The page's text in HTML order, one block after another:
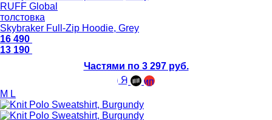
RUFF Global
толстовка
Skybraker Full-Zip Hoodie, Grey
16 490
13 190
Частями по 3 297 руб.
M L